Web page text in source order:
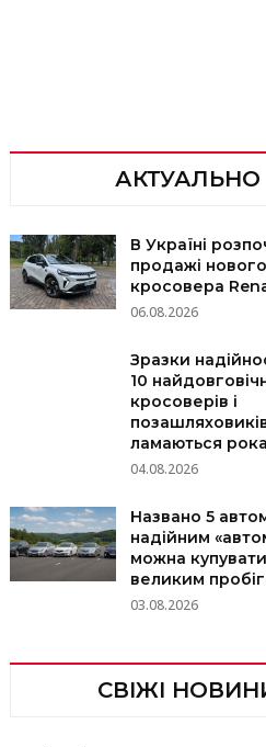
АКТУАЛЬНО
В Україні
продажі
кросовера
06.08.2026
Зразки
10
кросоверів і
ламаються
04.08.2026
Названо 5
надійним
можна купувати
великим
03.08.2026
СВІЖІ